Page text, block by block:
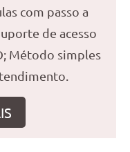
com passo a
de acesso
Método simples